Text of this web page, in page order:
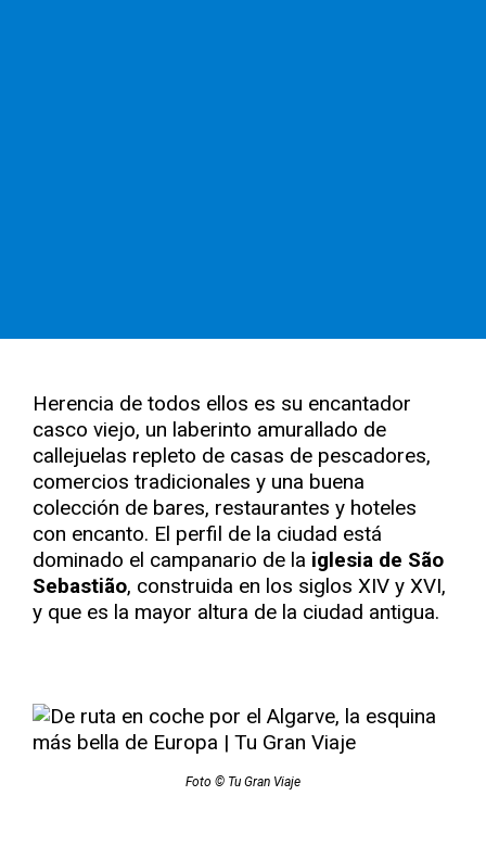
Herencia de todos ellos es su encantador
casco viejo, un laberinto amurallado de
callejuelas repleto de casas de pescadores,
comercios tradicionales y una buena
colección de bares, restaurantes y hoteles
con encanto. El perfil de la ciudad está
dominado el campanario de la iglesia de São
Sebastião, construida en los siglos XIV y XVI,
y que es la mayor altura de la ciudad antigua.
Foto © Tu Gran Viaje